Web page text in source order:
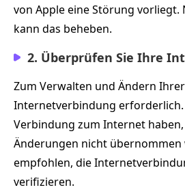
von Apple eine Störung vorliegt.
kann das beheben.
2. Überprüfen Sie Ihre
Zum Verwalten und Ändern
Internetverbindung erforderlich.
Verbindung zum Internet
Änderungen nicht übernommen
empfohlen, die
verifizieren.